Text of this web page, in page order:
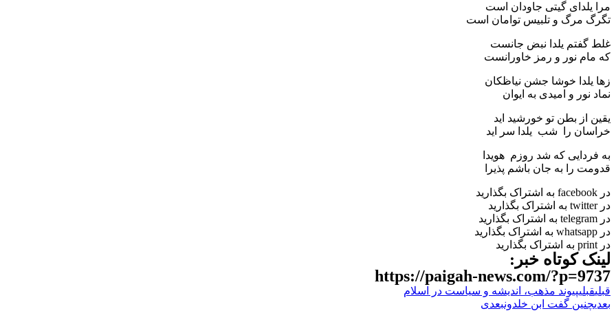
مرا یلدای گیتی جاودان است
تگرگ‌ مرگ و تلبیس توامان است
غلط گفتم یلدا نبض جانست
که مام نور و رمز خاورانست
زها یلدا خوشا جشن نیاظکان
نماد نور و امیدی به ایوان
یقین از بطن تو خورشید اید
خراسان را شب یلدا سر اید
به فردایی که شد روزم هویدا
قدومت را به جان باشم پذیرا
در facebook به اشتراک بگذارید
در twitter به اشتراک بگذارید
در telegram به اشتراک بگذارید
در whatsapp به اشتراک بگذارید
در print به اشتراک بگذارید
لینک کوتاه خبر:
https://paigah-news.com/?p=9737
قبلیقبلیپیوند مذهب، اندیشه و سیاست در اسلام
بعدیچنین گفت ابن خلدونبعدی